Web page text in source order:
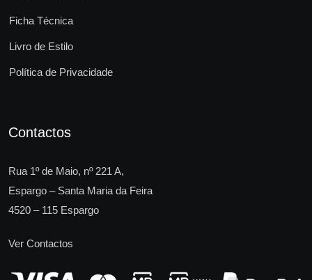
Ficha Técnica
Livro de Estilo
Política de Privacidade
Contactos
Rua 1º de Maio, nº 221 A,
Espargo – Santa Maria da Feira
4520 – 115 Espargo
Ver Contactos